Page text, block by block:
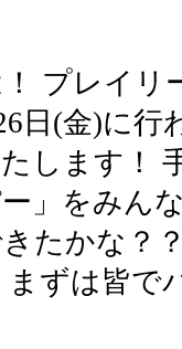
プレイリ
日(金)に
します！
」をみん
たかな？
まずは皆